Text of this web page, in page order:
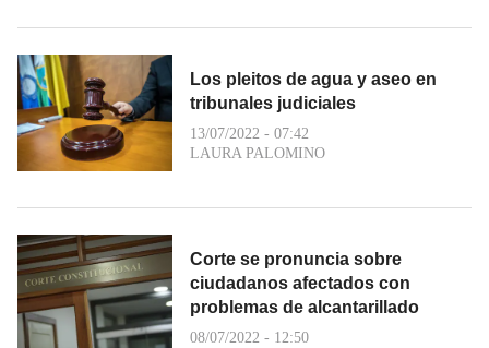
Los pleitos de agua y aseo en
tribunales judiciales
13/07/2022 - 07:42
LAURA PALOMINO
Corte se pronuncia sobre
ciudadanos afectados con
problemas de alcantarillado
08/07/2022 - 12:50